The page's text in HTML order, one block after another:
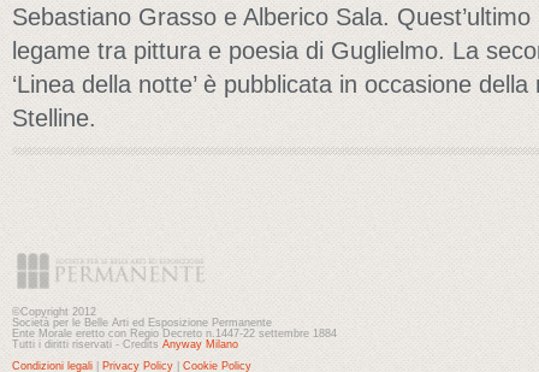
Sebastiano Grasso e Alberico Sala.
legame tra pittura e poesia di Guglielmo. La
‘Linea della notte’ è pubblicata in occasione
Stelline.
©Copyright 2012
Società per le Belle Arti ed Esposizione Permanente
Ente Morale eretto con Regio Decreto n.1447-22 settembre 1884
Tutti i diritti riservati - Credits Anyway Milano
Condizioni legali
Privacy Policy Cookie Policy